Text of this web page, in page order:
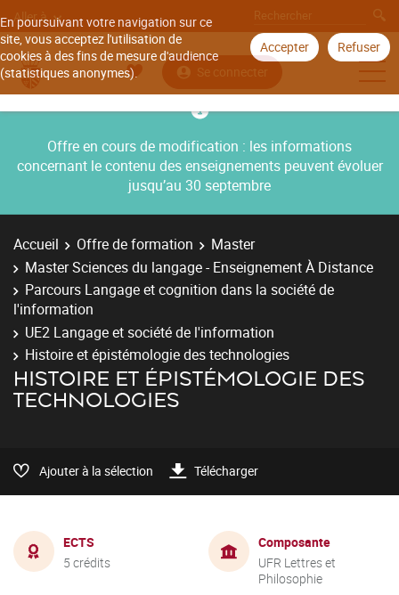
En poursuivant votre navigation sur ce
site, vous acceptez l'utilisation de
cookies à des fins de mesure d'audience
(statistiques anonymes).
Accepter Refuser
Aller à
Se connecter
Offre en cours de modification : les informations
concernant le contenu des enseignements peuvent évoluer
jusqu’au 30 septembre
Accueil Offre de formation
Master
Master Sciences du langage - Enseignement À Distance
Parcours Langage et cognition dans la société de
l'information
UE2 Langage et société de l'information
Histoire et épistémologie des technologies
HISTOIRE ET ÉPISTÉMOLOGIE DES
TECHNOLOGIES
Ajouter à la sélection Télécharger
ECTS
5 crédits
Composante
UFR Lettres et
Philosophie